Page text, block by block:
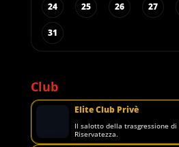
24 25 26 27
31
Club
Elite Club Privè
Il salotto della trasgressione di
Riservatezza.